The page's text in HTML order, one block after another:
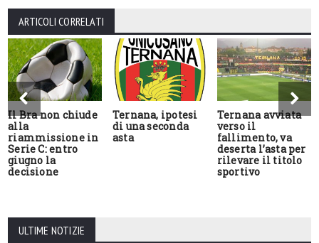
ARTICOLI CORRELATI
Il Bra non chiude
alla
riammissione in
Serie C: entro
giugno la
decisione
Ternana, ipotesi
di una seconda
asta
Ternana avviata
verso il
fallimento, va
deserta l’asta per
rilevare il titolo
sportivo
ULTIME NOTIZIE